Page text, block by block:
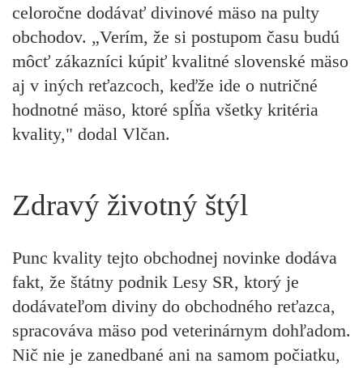
celoročne dodávať divinové mäso na pulty
obchodov. „Verím, že si postupom času budú
môcť zákazníci kúpiť kvalitné slovenské mäso
aj v iných reťazcoch, keďže ide o nutričné
hodnotné mäso, ktoré spĺňa všetky kritéria
kvality," dodal Vlčan.
Zdravý životný štýl
Punc kvality tejto obchodnej novinke dodáva
fakt, že štátny podnik Lesy SR, ktorý je
dodávateľom diviny do obchodného reťazca,
spracováva mäso pod veterinárnym dohľadom.
Nič nie je zanedbané ani na samom počiatku,